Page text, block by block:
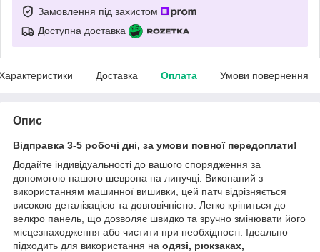
Замовлення під захистом
Доступна доставка
Доставка Оплата Умови повернення
Опис
Відправка 3-5 робочі дні, за умови повної передоплати!
Додайте індивідуальності до вашого спорядження за
допомогою нашого шеврона на липучці. Виконаний з
використанням машинної вишивки, цей патч відрізняється
високою деталізацією та довговічністю. Легко кріпиться до
велкро панель, що дозволяє швидко та зручно змінювати його
місцезнаходження або чистити при необхідності. Ідеально
підходить для використання на одязі, рюкзаках,